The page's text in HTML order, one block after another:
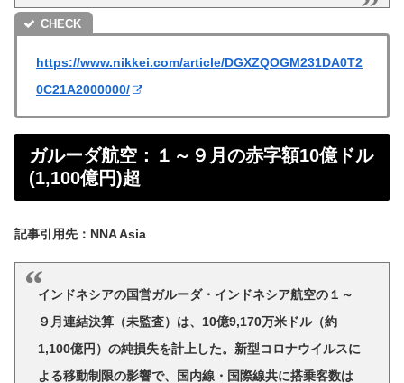
https://www.nikkei.com/article/DGXZQOGM231DA0T2
0C21A2000000/
ガルーダ航空：１～９月の赤字額10億ドル
(1,100億円)超
記事引用先：NNA Asia
インドネシアの国営ガルーダ・インドネシア航空の１～
９月連結決算（未監査）は、10億9,170万米ドル（約
1,100億円）の純損失を計上した。新型コロナウイルスに
よる移動制限の影響で、国内線・国際線共に搭乗客数は